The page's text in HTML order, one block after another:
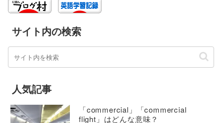
サイト内の検索
人気記事
「commercial」「commercial
flight」はどんな意味？